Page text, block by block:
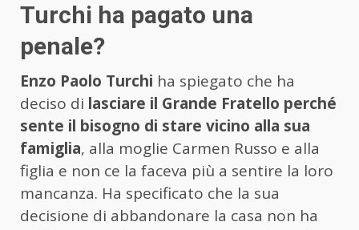
Turchi ha pagato una
penale?
Enzo Paolo Turchi ha spiegato che ha
deciso di lasciare il Grande Fratello perché
sente il bisogno di stare vicino alla sua
famiglia, alla moglie Carmen Russo e alla
figlia e non ce la faceva più a sentire la loro
mancanza. Ha specificato che la sua
decisione di abbandonare la casa non ha